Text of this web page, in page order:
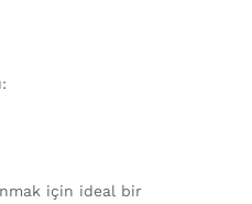
için ideal bir